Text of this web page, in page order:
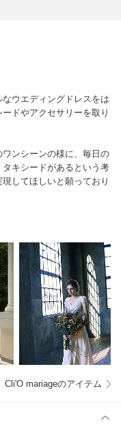
ウエディングドレスをは
ドやアクセサリーを取り
ンシーンの様に、毎日の
キシードがあるという考
してほしいと願っており
Cli'O mariageのアイテム